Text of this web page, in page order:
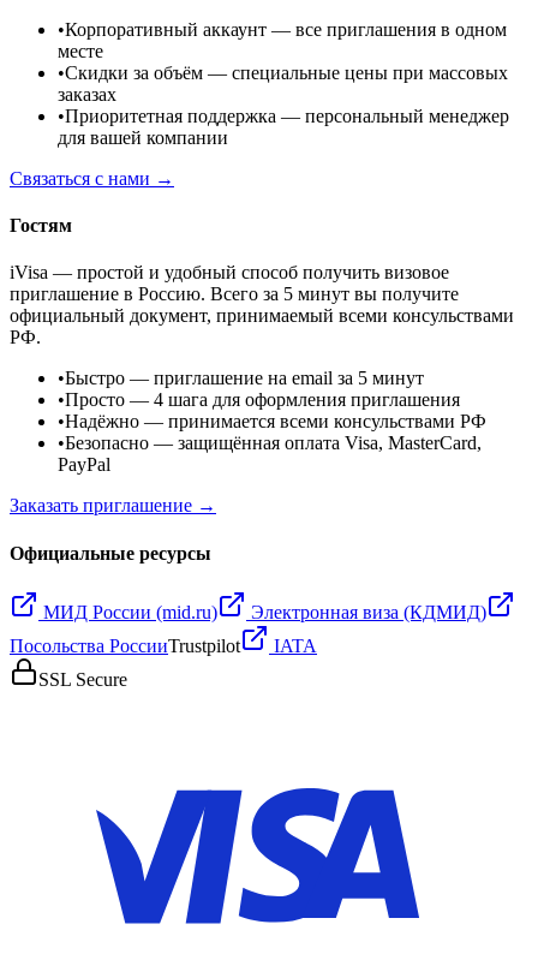
•Корпоративный аккаунт — все приглашения в одном
месте
•Скидки за объём — специальные цены при массовых
заказах
•Приоритетная поддержка — персональный менеджер
для вашей компании
Связаться с нами →
Гостям
iVisa — простой и удобный способ получить визовое
приглашение в Россию. Всего за 5 минут вы получите
официальный документ, принимаемый всеми консульствами
РФ.
•Быстро — приглашение на email за 5 минут
•Просто — 4 шага для оформления приглашения
•Надёжно — принимается всеми консульствами РФ
•Безопасно — защищённая оплата Visa, MasterCard,
PayPal
Заказать приглашение →
Официальные ресурсы
МИД России (mid.ru)
Электронная виза (КДМИД)
Посольства РоссииTrustpilot
IATA
SSL Secure